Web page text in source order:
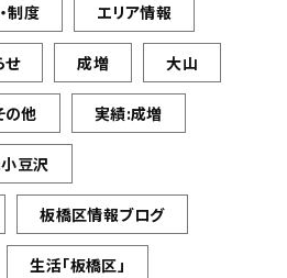
制度 エリア情報
せ 成増 大山
の他 実績:成増
豆沢
板橋区情報ブログ
生活「板橋区」